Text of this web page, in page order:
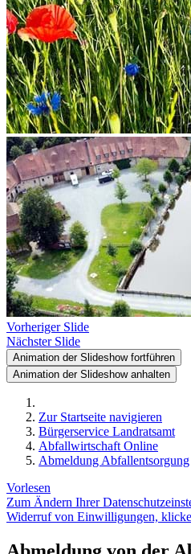
Vorheriger Slide
Nächster Slide
Animation der Slideshow fortführen
Animation der Slideshow anhalten
Zur Startseite navigieren
Bürgerservice Landratsamt
Abfallwirtschaft Online
Abmeldung Abfallentsorgung
Vorlesen
Zum Ändern Ihrer
Widerruf von Einwilligungen,